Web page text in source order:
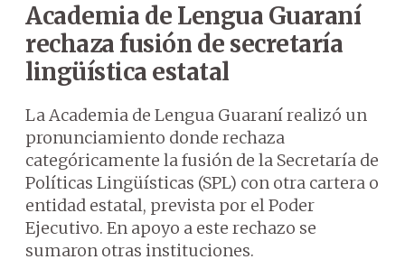
Academia de Lengua Guaraní
rechaza fusión de secretaría
lingüística estatal
La Academia de Lengua Guaraní realizó un
pronunciamiento donde rechaza
categóricamente la fusión de la Secretaría de
Políticas Lingüísticas (SPL) con otra cartera o
entidad estatal, prevista por el Poder
Ejecutivo. En apoyo a este rechazo se
sumaron otras instituciones.